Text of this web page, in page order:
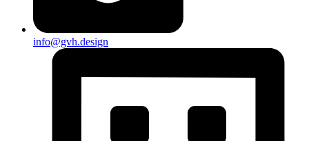
info@gvh.design